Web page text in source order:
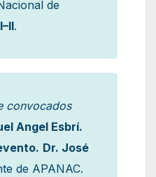
de
.
convocados
Angel Esbrí.
Dr. José
de APANAC.